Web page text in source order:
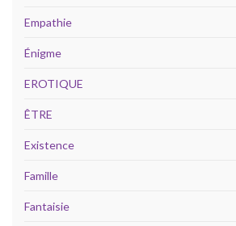
Empathie
Énigme
EROTIQUE
ÊTRE
Existence
Famille
Fantaisie